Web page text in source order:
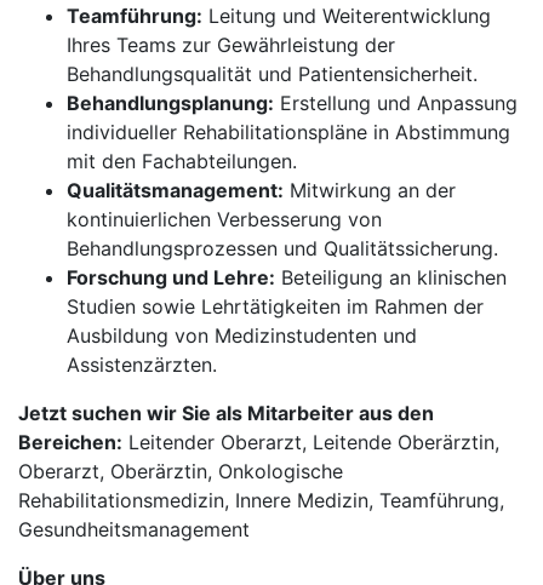
Teamführung: Leitung und Weiterentwicklung
Ihres Teams zur Gewährleistung der
Behandlungsqualität und Patientensicherheit.
Behandlungsplanung: Erstellung und Anpassung
individueller Rehabilitationspläne in Abstimmung
mit den Fachabteilungen.
Qualitätsmanagement: Mitwirkung an der
kontinuierlichen Verbesserung von
Behandlungsprozessen und Qualitätssicherung.
Forschung und Lehre: Beteiligung an klinischen
Studien sowie Lehrtätigkeiten im Rahmen der
Ausbildung von Medizinstudenten und
Assistenzärzten.
Jetzt suchen wir Sie als Mitarbeiter aus den
Bereichen: Leitender Oberarzt, Leitende Oberärztin,
Oberarzt, Oberärztin, Onkologische
Rehabilitationsmedizin, Innere Medizin, Teamführung,
Gesundheitsmanagement
Über uns